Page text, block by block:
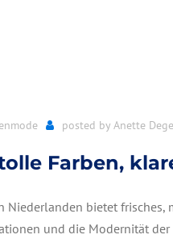
posted by Anette
Farben,
Niederlanden bietet
und die Modernität